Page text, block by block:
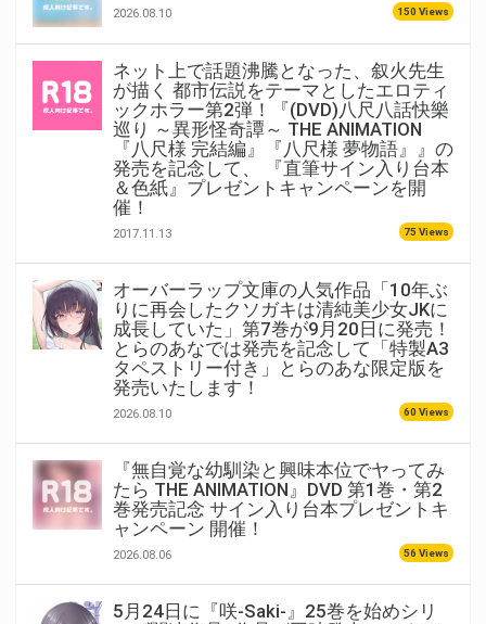
2026.08.10 150 Views
ネット上で話題沸騰となった、叙火先生
が描く 都市伝説をテーマとしたエロティ
ックホラー第2弾！『(DVD)八尺八話快樂
巡り ～異形怪奇譚～ THE ANIMATION
『八尺様 完結編』『八尺様 夢物語』』の
発売を記念して、 『直筆サイン入り台本
＆色紙』プレゼントキャンペーンを開
催！
2017.11.13 75 Views
オーバーラップ文庫の人気作品「10年ぶ
りに再会したクソガキは清純美少女JKに
成長していた」第7巻が9月20日に発売！
とらのあなでは発売を記念して「特製A3
タペストリー付き」とらのあな限定版を
発売いたします！
2026.08.10 60 Views
『無自覚な幼馴染と興味本位でヤってみ
たら THE ANIMATION』DVD 第1巻・第2
巻発売記念 サイン入り台本プレゼントキ
ャンペーン 開催！
2026.08.06 56 Views
5月24日に『咲-Saki-』25巻を始めシリ